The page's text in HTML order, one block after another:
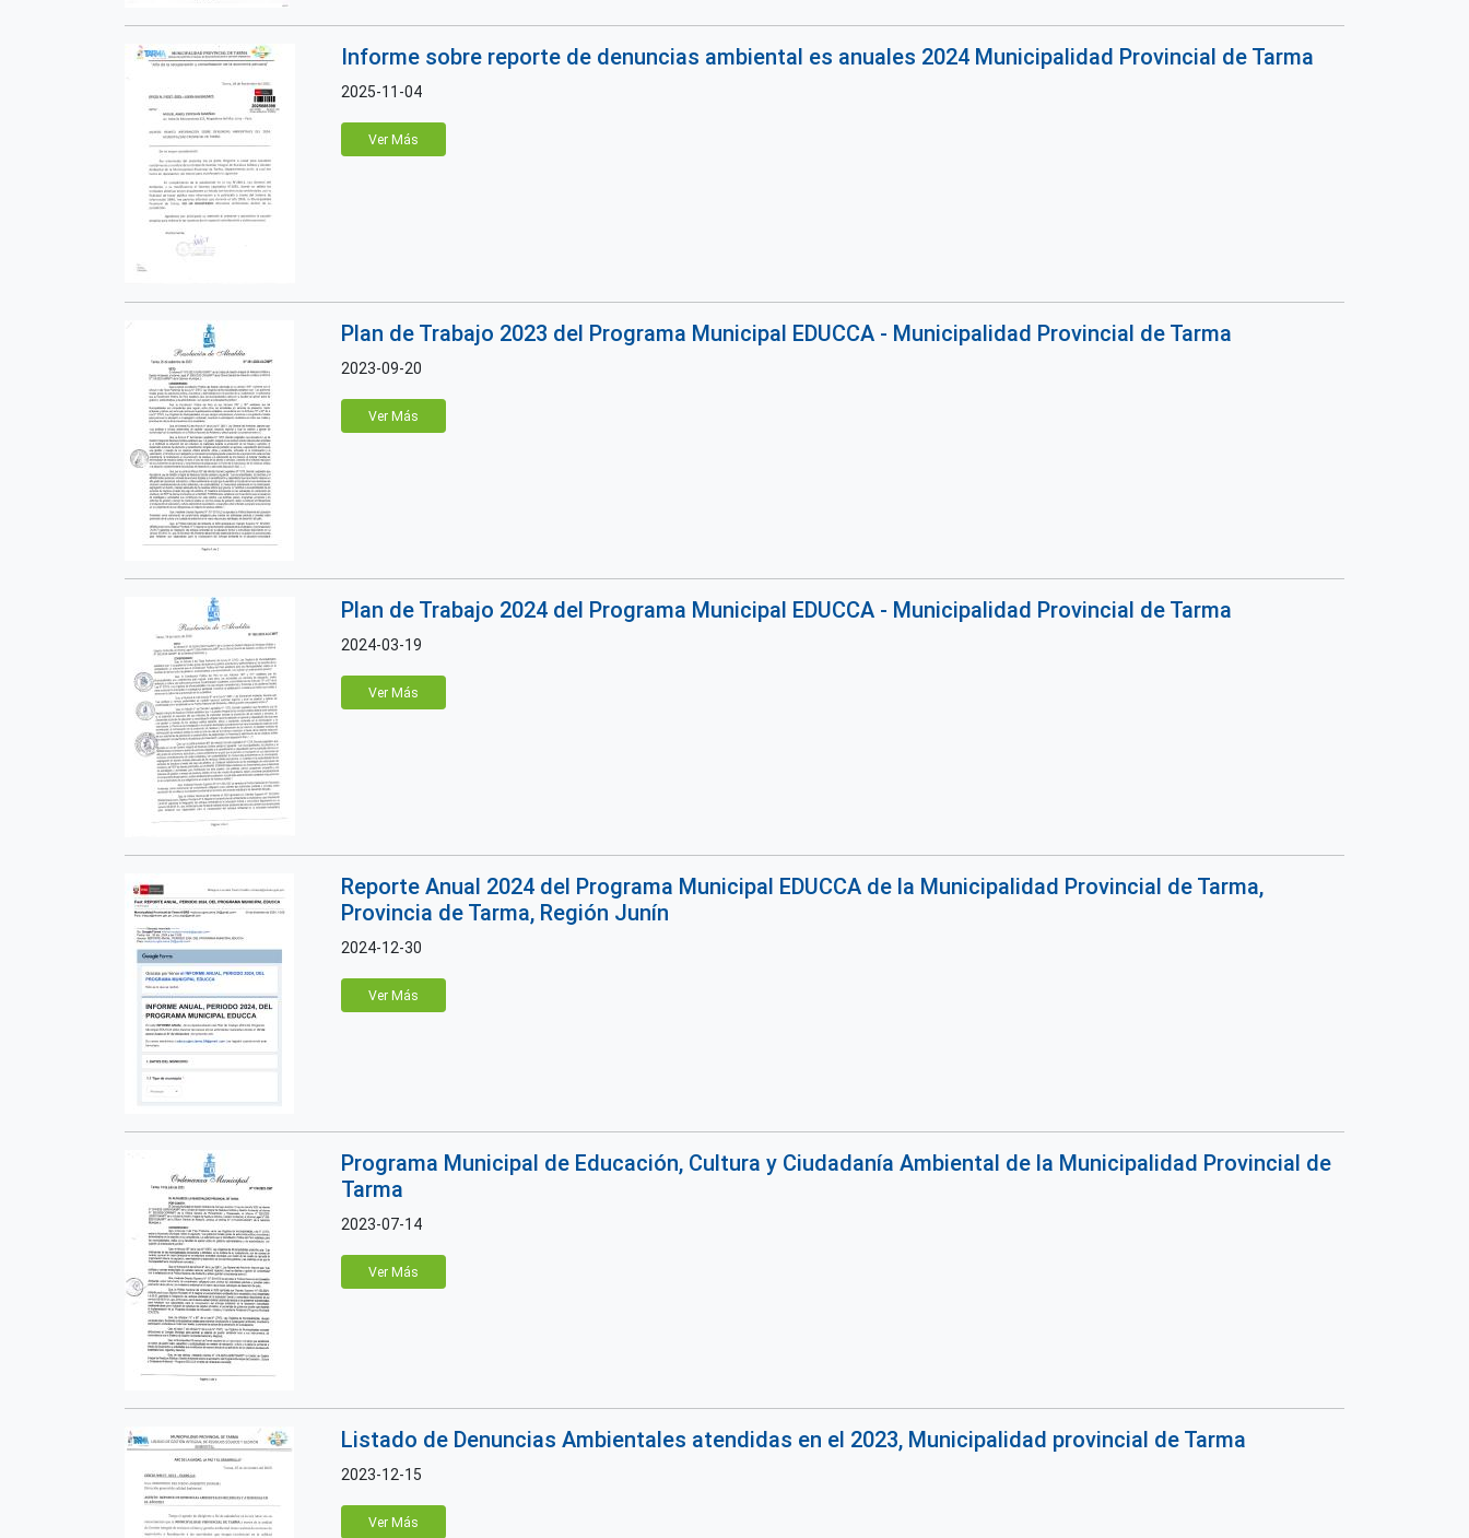
Informe sobre reporte de denuncias ambiental es anuales 2024 Municipalidad Provincial de Tarma
2025-11-04
Ver Más
Plan de Trabajo 2023 del Programa Municipal EDUCCA - Municipalidad Provincial de Tarma
2023-09-20
Ver Más
Plan de Trabajo 2024 del Programa Municipal EDUCCA - Municipalidad Provincial de Tarma
2024-03-19
Ver Más
Reporte Anual 2024 del Programa Municipal EDUCCA de la Municipalidad Provincial de Tarma,
Provincia de Tarma, Región Junín
2024-12-30
Ver Más
Programa Municipal de Educación, Cultura y Ciudadanía Ambiental de la Municipalidad Provincial de
Tarma
2023-07-14
Ver Más
Listado de Denuncias Ambientales atendidas en el 2023, Municipalidad provincial de Tarma
2023-12-15
Ver Más